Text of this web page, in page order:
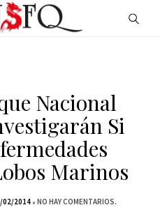
Nacional
Si
Marinos
02/2014 NO HAY COMENTARIOS.